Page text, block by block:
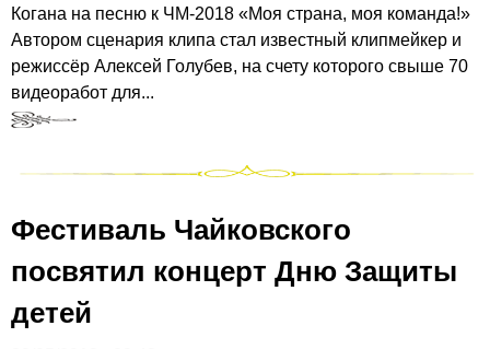
Когана на песню к ЧМ-2018 «Моя страна, моя команда!»
Автором сценария клипа стал известный клипмейкер и
режиссёр Алексей Голубев, на счету которого свыше 70
видеоработ для...
Фестиваль Чайковского
посвятил концерт Дню Защиты
детей